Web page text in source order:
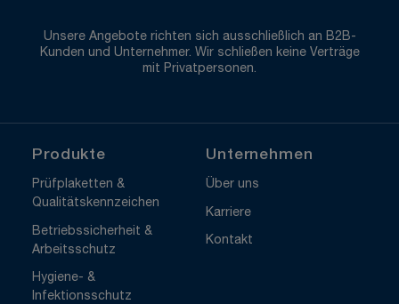
Unsere Angebote richten sich ausschließlich an B2B-
Kunden und Unternehmer. Wir schließen keine Verträge
mit Privatpersonen.
Produkte
Prüfplaketten &
Qualitätskennzeichen
Betriebssicherheit &
Arbeitsschutz
Hygiene- &
Infektionsschutz
Unternehmen
Über uns
Karriere
Kontakt